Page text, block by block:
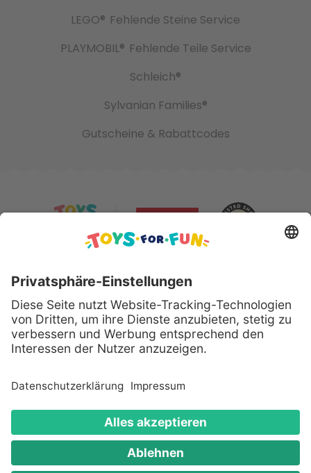
LEGO® Fehlende Steine Service
PLAYMOBIL® Fehlende Teile Service
Schleich®
Sylvanian Families®
Gutscheine & Rabattcodes
Sicher bezahlen mit:
Alle genannten Produkte und Logos sind eingetragene
Warenzeichen der jeweiligen Hersteller.
Copyright © 2008 - 2026 Toys for Fun GmbH - Alle
Rechte vorbehalten